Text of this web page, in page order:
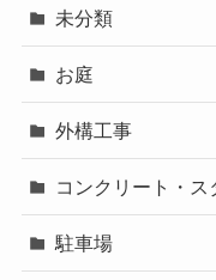
未分類
お庭
外構工事
コンクリート・ス
駐車場